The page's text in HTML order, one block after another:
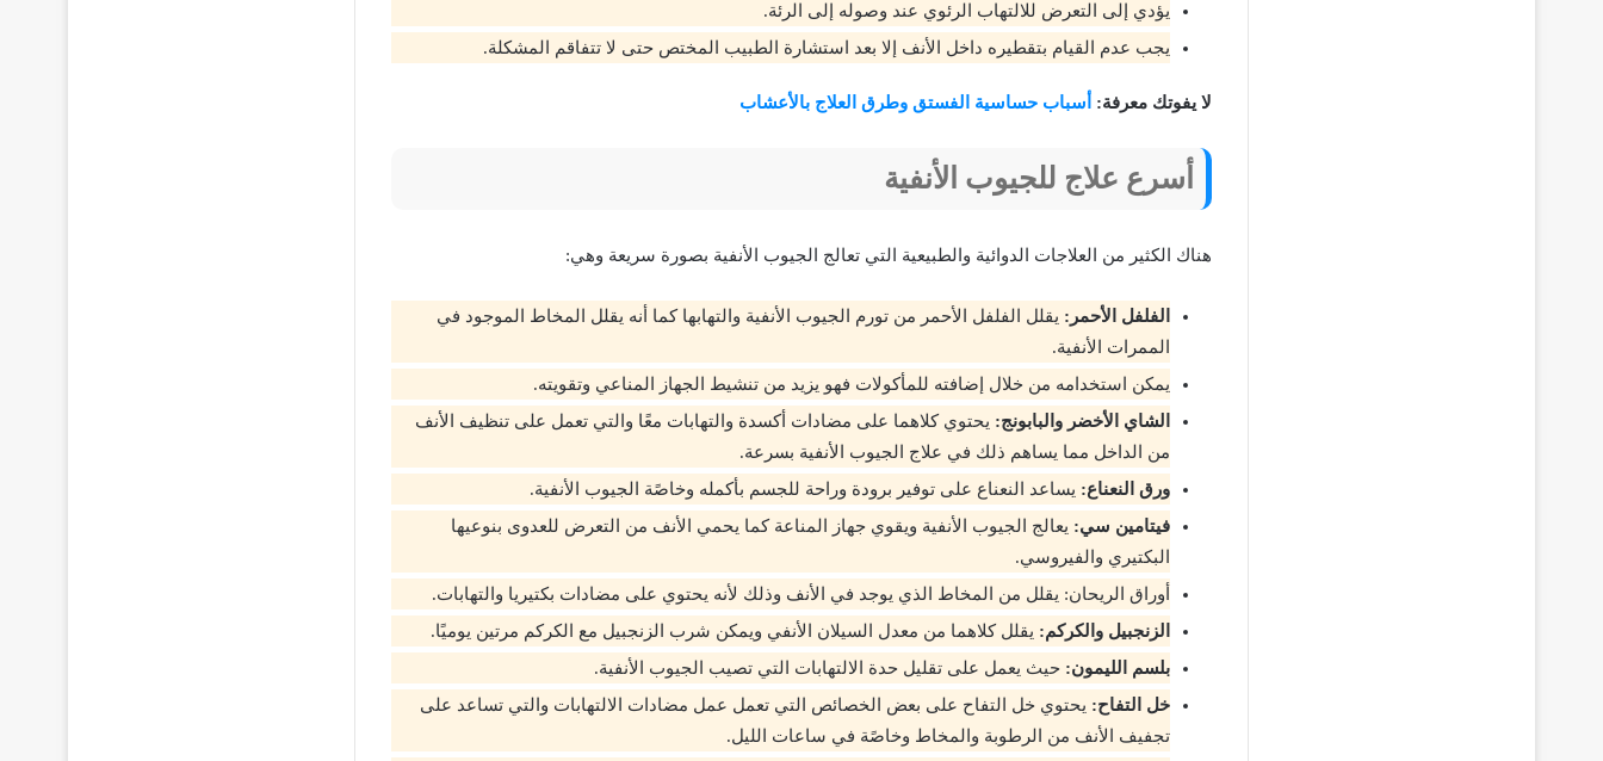
يؤدي إلى التعرض للالتهاب الرئوي عند وصوله إلى الرئة.
يجب عدم القيام بتقطيره داخل الأنف إلا بعد استشارة الطبيب المختص حتى لا تتفاقم المشكلة.
لا يفوتك معرفة: أسباب حساسية الفستق وطرق العلاج بالأعشاب
أسرع علاج للجيوب الأنفية
هناك الكثير من العلاجات الدوائية والطبيعية التي تعالج الجيوب الأنفية بصورة سريعة وهي:
الفلفل الأحمر: يقلل الفلفل الأحمر من تورم الجيوب الأنفية والتهابها كما أنه يقلل المخاط الموجود في
الممرات الأنفية.
يمكن استخدامه من خلال إضافته للمأكولات فهو يزيد من تنشيط الجهاز المناعي وتقويته.
الشاي الأخضر والبابونج: يحتوي كلاهما على مضادات أكسدة والتهابات معًا والتي تعمل على تنظيف الأنف
من الداخل مما يساهم ذلك في علاج الجيوب الأنفية بسرعة.
ورق النعناع: يساعد النعناع على توفير برودة وراحة للجسم بأكمله وخاصًة الجيوب الأنفية.
فيتامين سي: يعالج الجيوب الأنفية ويقوي جهاز المناعة كما يحمي الأنف من التعرض للعدوى بنوعيها
البكتيري والفيروسي.
أوراق الريحان: يقلل من المخاط الذي يوجد في الأنف وذلك لأنه يحتوي على مضادات بكتيريا والتهابات.
الزنجبيل والكركم: يقلل كلاهما من معدل السيلان الأنفي ويمكن شرب الزنجبيل مع الكركم مرتين يوميًا.
بلسم الليمون: حيث يعمل على تقليل حدة الالتهابات التي تصيب الجيوب الأنفية.
خل التفاح: يحتوي خل التفاح على بعض الخصائص التي تعمل عمل مضادات الالتهابات والتي تساعد على
تجفيف الأنف من الرطوبة والمخاط وخاصًة في ساعات الليل.